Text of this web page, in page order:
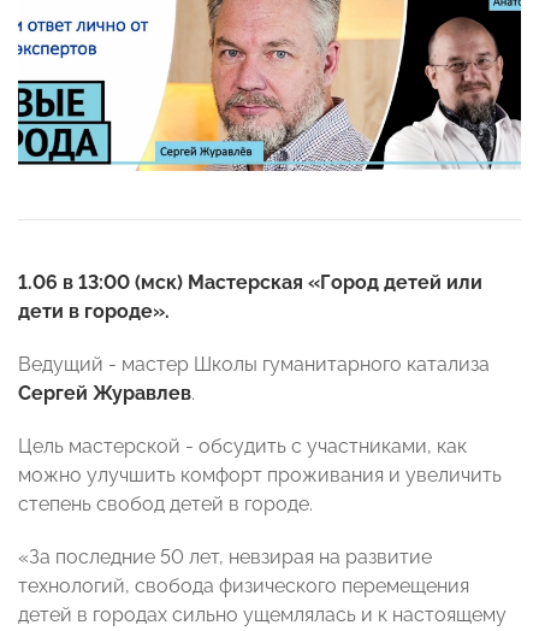
1.06 в 13:00 (мск) Мастерская «Город детей или
дети в городе».
Ведущий - мастер Школы гуманитарного катализа
Сергей Журавлев.
Цель мастерской - обсудить с участниками, как
можно улучшить комфорт проживания и увеличить
степень свобод детей в городе.
«За последние 50 лет, невзирая на развитие
технологий, свобода физического перемещения
детей в городах сильно ущемлялась и к настоящему